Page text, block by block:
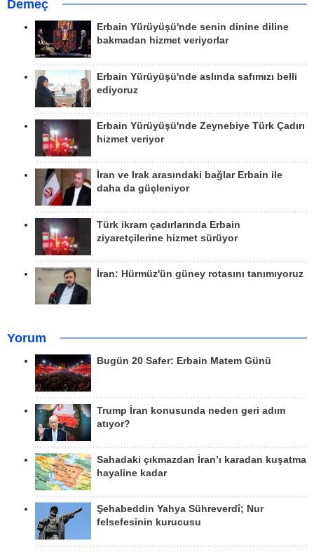
Demeç
Erbain Yürüyüşü'nde senin dinine diline
bakmadan hizmet veriyorlar
Erbain Yürüyüşü'nde aslında safımızı belli
ediyoruz
Erbain Yürüyüşü'nde Zeynebiye Türk Çadırı
hizmet veriyor
İran ve Irak arasındaki bağlar Erbain ile
daha da güçleniyor
Türk ikram çadırlarında Erbain
ziyaretçilerine hizmet sürüyor
İran: Hürmüz'ün güney rotasını tanımıyoruz
Yorum
Bugün 20 Safer: Erbain Matem Günü
Trump İran konusunda neden geri adım
atıyor?
Sahadaki çıkmazdan İran’ı karadan kuşatma
hayaline kadar
Şehabeddin Yahya Sühreverdî; Nur
felsefesinin kurucusu